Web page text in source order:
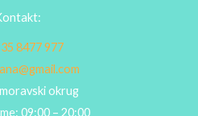
8477 977
okrug
09:00 – 20:00